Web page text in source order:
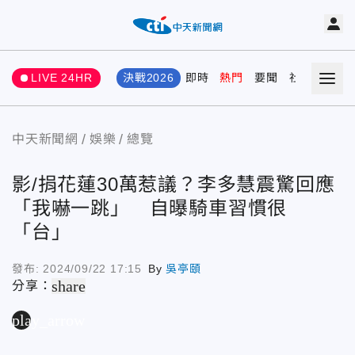
LIVE 24HR 決戰2026 即時 熱門 要聞 社會 娛樂
中天新聞網 娛樂 總覽
影/捐花蓮30萬惹議？李多慧震驚回應
「我嚇一跳」 自曝騎車習慣很
「台」
發布: 2024/09/22 17:15 By吳亭頤
分享：share
play_arrow